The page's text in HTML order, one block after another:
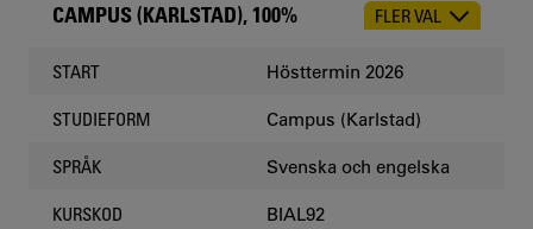
CHOOSE
CAMPUS (KARLSTAD), 100% FLER VAL
START Hösttermin 2026
STUDIEFORM Campus (Karlstad)
SPRÅK Svenska och engelska
KURSKOD BIAL92